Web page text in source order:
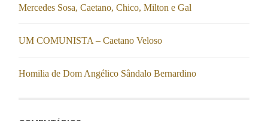
Mercedes Sosa, Caetano, Chico, Milton e Gal
UM COMUNISTA – Caetano Veloso
Homilia de Dom Angélico Sândalo Bernardino